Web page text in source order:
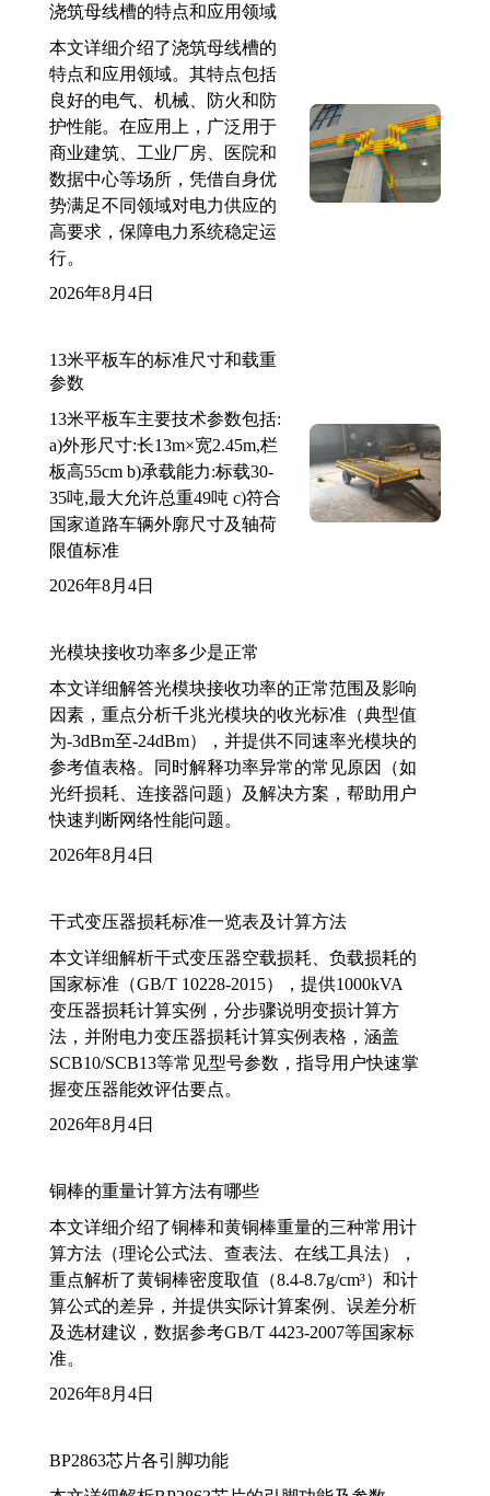
浇筑母线槽的特点和应用领域
本文详细介绍了浇筑母线槽的
特点和应用领域。其特点包括
良好的电气、机械、防火和防
护性能。在应用上，广泛用于
商业建筑、工业厂房、医院和
数据中心等场所，凭借自身优
势满足不同领域对电力供应的
高要求，保障电力系统稳定运
行。
2026年8月4日
13米平板车的标准尺寸和载重
参数
13米平板车主要技术参数包括:
a)外形尺寸:长13m×宽2.45m,栏
板高55cm b)承载能力:标载30-
35吨,最大允许总重49吨 c)符合
国家道路车辆外廓尺寸及轴荷
限值标准
2026年8月4日
光模块接收功率多少是正常
本文详细解答光模块接收功率的正常范围及影响
因素，重点分析千兆光模块的收光标准（典型值
为-3dBm至-24dBm），并提供不同速率光模块的
参考值表格。同时解释功率异常的常见原因（如
光纤损耗、连接器问题）及解决方案，帮助用户
快速判断网络性能问题。
2026年8月4日
干式变压器损耗标准一览表及计算方法
本文详细解析干式变压器空载损耗、负载损耗的
国家标准（GB/T 10228-2015），提供1000kVA
变压器损耗计算实例，分步骤说明变损计算方
法，并附电力变压器损耗计算实例表格，涵盖
SCB10/SCB13等常见型号参数，指导用户快速掌
握变压器能效评估要点。
2026年8月4日
铜棒的重量计算方法有哪些
本文详细介绍了铜棒和黄铜棒重量的三种常用计
算方法（理论公式法、查表法、在线工具法），
重点解析了黄铜棒密度取值（8.4-8.7g/cm³）和计
算公式的差异，并提供实际计算案例、误差分析
及选材建议，数据参考GB/T 4423-2007等国家标
准。
2026年8月4日
BP2863芯片各引脚功能